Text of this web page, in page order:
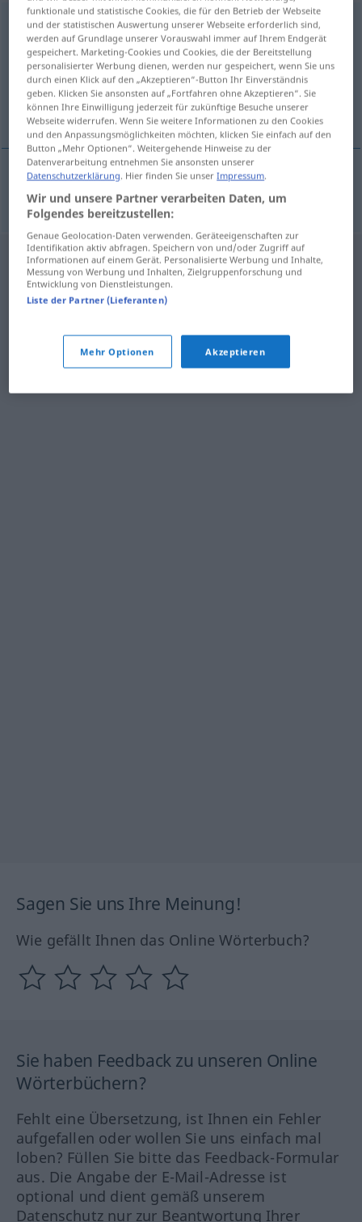
Doppelpunktm <-(e)s;-e>
Übersicht aller Übersetzungen
(Für mehr Details die Übersetzung anklicken/antippen)
dvije točke, dvotočka
dvijetočke,dvotočka Doppelpunkt GRAM
Sagen Sie uns Ihre Meinung!
Wie gefällt Ihnen das Online Wörterbuch?
Sie haben Feedback zu unseren Online
Wörterbüchern?
Fehlt eine Übersetzung, ist Ihnen ein Fehler
aufgefallen oder wollen Sie uns einfach mal
loben? Füllen Sie bitte das Feedback-Formular
aus. Die Angabe der E-Mail-Adresse ist
optional und dient gemäß unserem
Datenschutz nur zur Beantwortung Ihrer
funktionale und statistische Cookies, die für den Betrieb der Webseite
und der statistischen Auswertung unserer Webseite erforderlich sind,
werden auf Grundlage unserer Vorauswahl immer auf Ihrem Endgerät
gespeichert. Marketing-Cookies und Cookies, die der Bereitstellung
personalisierter Werbung dienen, werden nur gespeichert, wenn Sie uns
durch einen Klick auf den „Akzeptieren“-Button Ihr Einverständnis
geben. Klicken Sie ansonsten auf „Fortfahren ohne Akzeptieren“. Sie
können Ihre Einwilligung jederzeit für zukünftige Besuche unserer
Webseite widerrufen. Wenn Sie weitere Informationen zu den Cookies
und den Anpassungsmöglichkeiten möchten, klicken Sie einfach auf den
Button „Mehr Optionen“. Weitergehende Hinweise zu der
Datenverarbeitung entnehmen Sie ansonsten unserer
Datenschutzerklärung. Hier finden Sie unserImpressum.
Wir und unsere Partner verarbeiten Daten, um
Folgendes bereitzustellen:
Genaue Geolocation-Daten verwenden. Geräteeigenschaften zur
Identifikation aktiv abfragen. Speichern von und/oder Zugriff auf
Informationen auf einem Gerät. Personalisierte Werbung und Inhalte,
Messung von Werbung und Inhalten, Zielgruppenforschung und
Entwicklung von Dienstleistungen.
Liste der Partner (Lieferanten)
Mehr Optionen Akzeptieren